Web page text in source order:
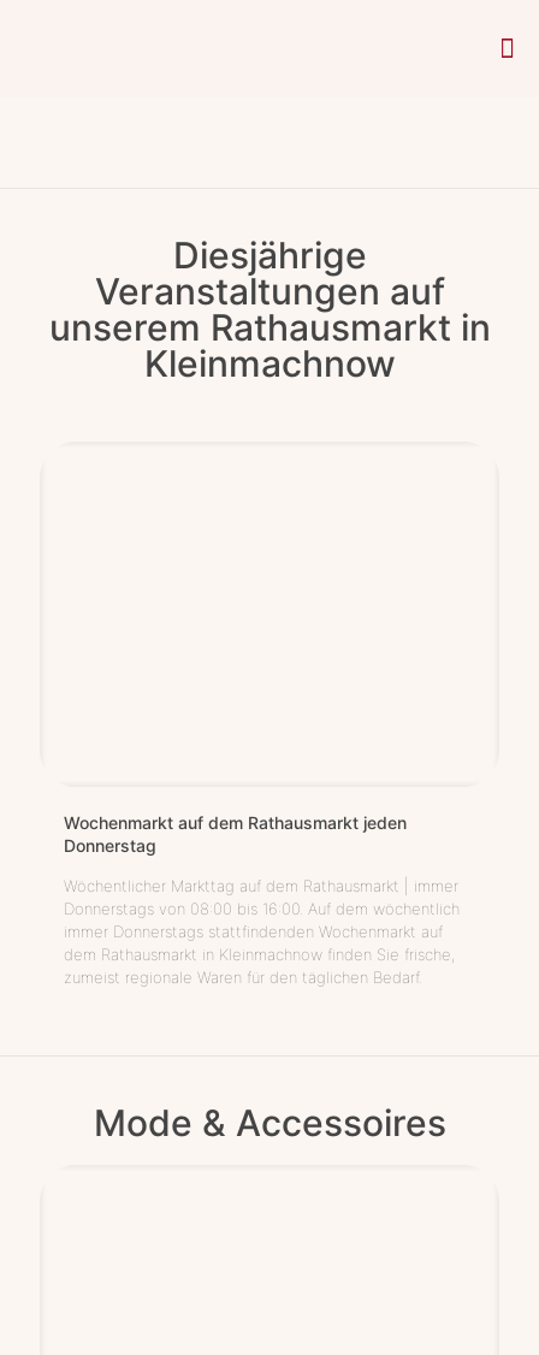
Diesjährige
Veranstaltungen auf
unserem Rathausmarkt in
Kleinmachnow
Wochen­markt auf dem Rat­haus­markt jeden
Donnerstag
Wöchentlicher Markttag auf dem Rathausmarkt | immer
Donnerstags von 08:00 bis 16:00. Auf dem wöchentlich
immer Donnerstags stattfindenden Wochenmarkt auf
dem Rathausmarkt in Kleinmachnow finden Sie frische,
zumeist regionale Waren für den täglichen Bedarf.
Mode & Accessoires